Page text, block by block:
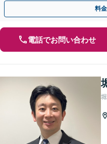
料
電話でお問い合わせ